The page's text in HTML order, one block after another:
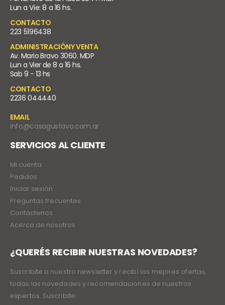
Lun a Vie: 8 a 16 hs.
CONTACTO
223 5196438
ADMINISTRACIÓNY VENTA
Av. Mario Bravo 3060. MDP
Lun a Vier de 8 a 16 hs.
Sab 9 - 13 hs
CONTACTO
2236 044440
EMAIL
info@casagustavo.com.ar
SERVICIOS AL CLIENTE
Mi cuenta
Pedidos
Iniciar sesión
Preguntas frecuentes
Contáctenos
Acerca de nosotros
¿QUERÉS RECIBIR NUESTRAS NOVEDADES?
Suscribite a nuestro newsletter y recibí las mejores ofertas,
todas las novedades y recomendaciones de nuestros
expertos. Suscribite: